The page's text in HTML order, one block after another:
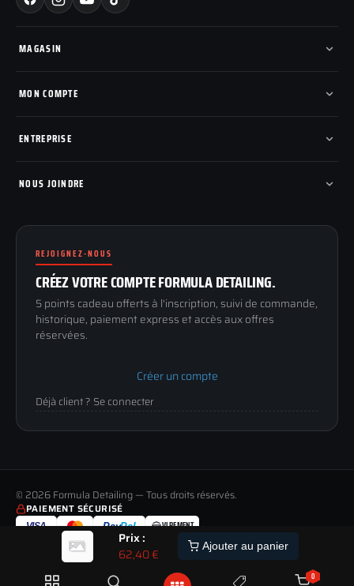
Prix :
62,40€ Ajouter au panier
0
TOUS LES MODES DE LIVRAISON
MOYENS DE PAIEMENT ACCEPTÉS
PAIEMENT 100% SÉCURISÉ
JUSQU'À 60 JOURS POUR CHANGER D'AVIS
SATISFAIT OU REMBOURSÉ
PREVENU
MAGASIN
Nos marques
Pads de polissage
Pièces détachées
MON COMPTE
Mes tickets SAV
Mon parrainage
Programme fidelite
ENTREPRISE
Compte pro
Politique de retour
Conditions générales
Mentions légales
Confidentialité
NOUS JOINDRE
89100 SENS
03 73 61 02 02
Lun-Ven
9h-12h / 14h-17h
REJOIGNEZ-NOUS
CRÉEZ VOTRE COMPTE FORMULA DETAILING.
5 points cadeau offerts à l'inscription, suivi de commande,
historique, paiement express et accès aux offres
réservées.
Créer un compte
Déjà client ? Se connecter
PAIEMENT SÉCURISÉ
VISA PayPal VIREMENT
© 2026 Formula Detailing — Tous droits réservés.